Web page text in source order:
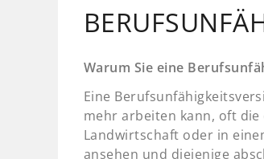
Warum Sie eine
Eine
mehr arbeiten kann, oft
Landwirtschaft oder in
ansehen und diejenige